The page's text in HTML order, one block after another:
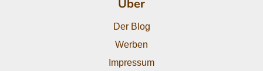
Über
Der Blog
Werben
Impressum